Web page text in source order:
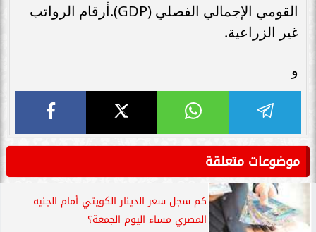
القومي الإجمالي الفصلي (GDP).أرقام الرواتب
غير الزراعية.
و
موضوعات متعلقة
كم سجل سعر الدينار الكويتي أمام الجنيه
المصري مساء اليوم الجمعة؟